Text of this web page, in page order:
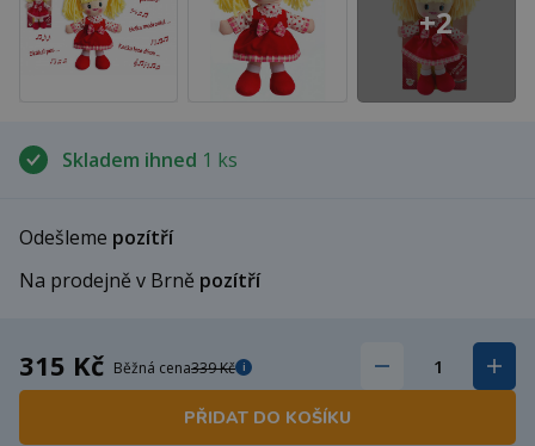
Skladem ihned 1 ks
Odešleme pozítří
Na prodejně v Brně pozítří
315 Kč Běžná cena339 Kč i
PŘIDAT DO KOŠÍKU
+2